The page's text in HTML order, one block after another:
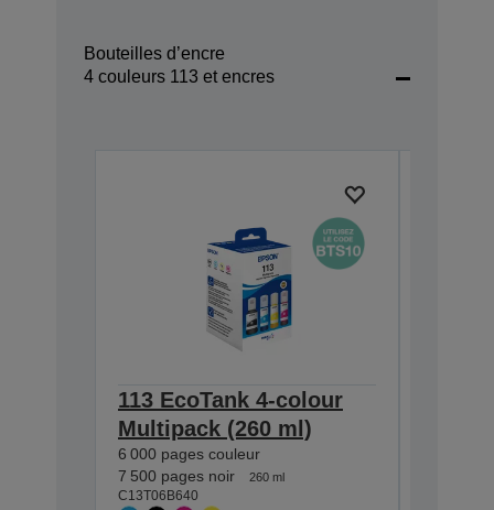
Bouteilles d’encre
4 couleurs 113 et encres
113 EcoTank 4-colour
Multipack (260 ml)
6 000 pages couleur
7 500 pages noir
260 ml
C13T06B640